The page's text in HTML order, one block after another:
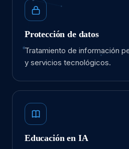
Protección de datos
Tratamiento de información
y servicios tecnológicos.
Educación en IA